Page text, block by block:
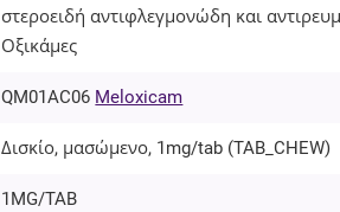
στεροειδή αντιφλεγμονώδη και
Οξικάμες
QM01AC06 Meloxicam
Δισκίο, μασώμενο, 1mg/tab (TAB_CHEW)
1MG/TAB